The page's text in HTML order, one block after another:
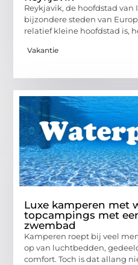
Reykjavik, de hoofdstad van
bijzondere steden van
relatief kleine hoofdstad is,
Vakantie
Luxe kamperen met
topcampings met
zwembad
Kamperen roept bij veel
op van luchtbedden,
comfort. Toch is dat allang